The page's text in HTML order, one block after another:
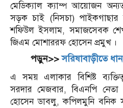
মেডিক্যাল ক্যাম্প আয়োজন
সড়ক চাই (নিসচা)
শফিউল ইসলাম, সমাজসেবক
জিএম মোশাররফ হোসেন প্রমুখ ।
পড়ুন>>সরিষাবাড়ীতে
এ সময় এলাকার বিশিষ্ট
সরদার মেজবার, বিএনপি নেতা
হোসেন ডাবলু, কপিলমুনি বনিক